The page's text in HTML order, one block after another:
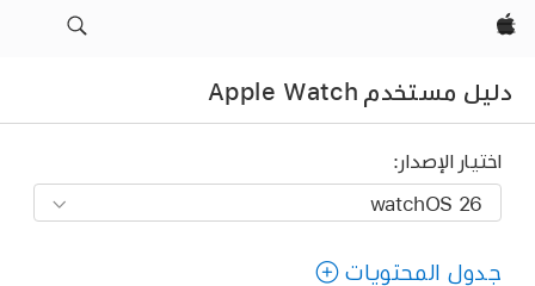
Apple‏
دليل مستخدم Apple Watch
اختيار الإصدار:
جدول المحتويات